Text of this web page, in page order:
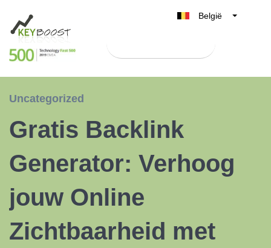
België
Nederland
Uncategorized
Gratis Backlink
Generator: Verhoog
jouw Online
Zichtbaarheid met